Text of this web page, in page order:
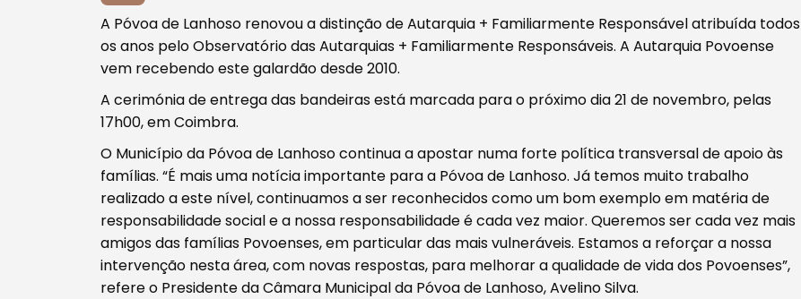
Procurar
Tipo de conteúdo
Filtros
A Póvoa de Lanhoso renovou a distinção de Autarquia + Familiarmente Responsável atribuída todos
os anos pelo Observatório das Autarquias + Familiarmente Responsáveis. A Autarquia Povoense
vem recebendo este galardão desde 2010.
A cerimónia de entrega das bandeiras está marcada para o próximo dia 21 de novembro, pelas
17h00, em Coimbra.
O Município da Póvoa de Lanhoso continua a apostar numa forte política transversal de apoio às
famílias. “É mais uma notícia importante para a Póvoa de Lanhoso. Já temos muito trabalho
realizado a este nível, continuamos a ser reconhecidos como um bom exemplo em matéria de
responsabilidade social e a nossa responsabilidade é cada vez maior. Queremos ser cada vez mais
amigos das famílias Povoenses, em particular das mais vulneráveis. Estamos a reforçar a nossa
intervenção nesta área, com novas respostas, para melhorar a qualidade de vida dos Povoenses”,
refere o Presidente da Câmara Municipal da Póvoa de Lanhoso, Avelino Silva.